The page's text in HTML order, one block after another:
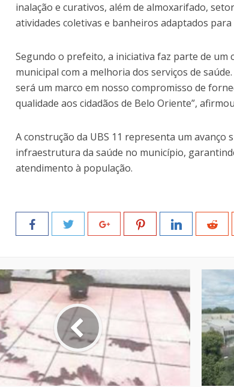
inalação e curativos, além de almoxarifado,
atividades coletivas e banheiros adaptados para
Segundo o prefeito, a iniciativa faz parte de um
municipal com a melhoria dos serviços de
será um marco em nosso compromisso de
qualidade aos cidadãos de Belo Oriente”,
A construção da UBS 11 representa um avanço
infraestrutura da saúde no município,
atendimento à população.